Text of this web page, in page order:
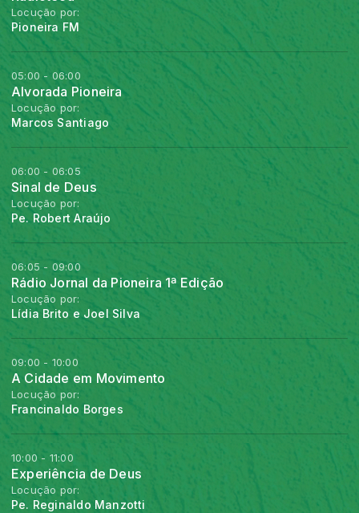
Locução por:
Pioneira FM
05:00 - 06:00
Alvorada Pioneira
Locução por:
Marcos Santiago
06:00 - 06:05
Sinal de Deus
Locução por:
Pe. Robert Araújo
06:05 - 09:00
Rádio Jornal da Pioneira 1ª Edição
Locução por:
Lídia Brito e Joel Silva
09:00 - 10:00
A Cidade em Movimento
Locução por:
Francinaldo Borges
10:00 - 11:00
Experiência de Deus
Locução por:
Pe. Reginaldo Manzotti